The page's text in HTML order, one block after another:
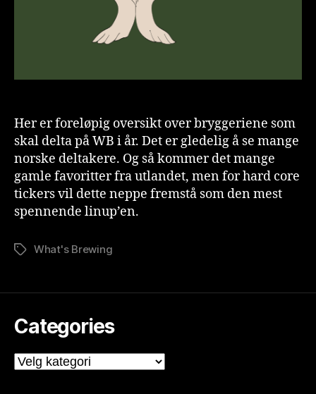
Her er foreløpig oversikt over bryggeriene som
skal delta på WB i år. Det er gledelig å se mange
norske deltakere. Og så kommer det mange
gamle favoritter fra utlandet, men for hard core
tickers vil dette neppe fremstå som den mest
spennende linup’en.
StikkordWhat's Brewing
Categories
Categories